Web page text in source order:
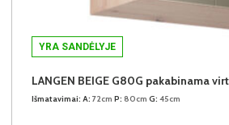
YRA SANDĖLYJE
Išmatavimai: A: 72cm P: 80cm G: 45cm